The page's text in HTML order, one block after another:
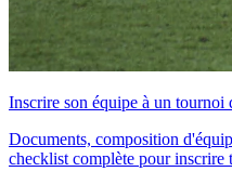
Inscrire son équipe à un
Documents, composition
checklist complète pour inscrire